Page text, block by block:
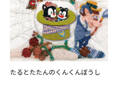
たるとたたんのくんくんぼうし